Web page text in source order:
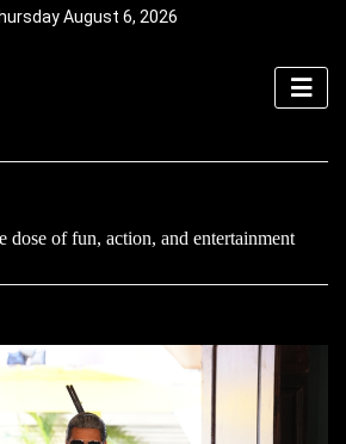
August 6, 2026
dose of fun, action, and entertainment